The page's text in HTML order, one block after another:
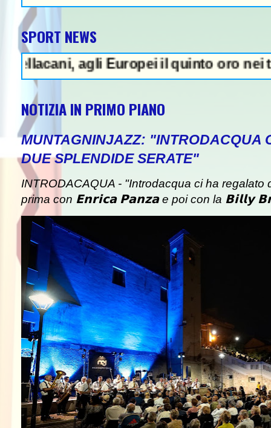
SPORT NEWS
agli Europei il quinto oro nei tuffi
NOTIZIA IN PRIMO PIANO
MUNTAGNINJAZZ: "INTRODACQUA
DUE SPLENDIDE SERATE"
INTRODACAQUA - "Introdacqua ci ha regalato
prima con 𝗘𝗻𝗿𝗶𝗰𝗮 𝗣𝗮𝗻𝘇𝗮 e poi con la 𝗕𝗶𝗹𝗹𝘆